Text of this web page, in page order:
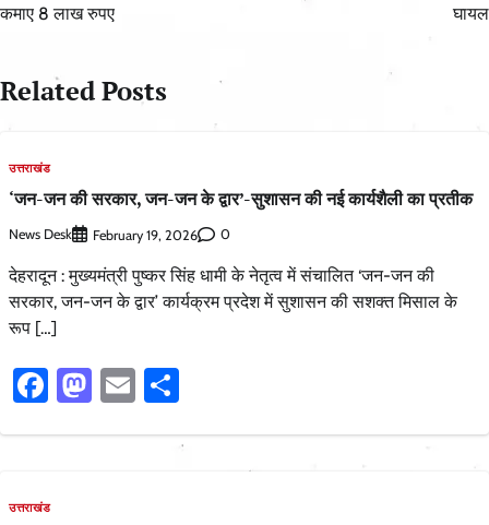
कमाए 8 लाख रुपए
घायल
Related Posts
उत्तराखंड
‘जन-जन की सरकार, जन-जन के द्वार’-सुशासन की नई कार्यशैली का प्रतीक
News Desk February 19, 2026 0
देहरादून : मुख्यमंत्री पुष्कर सिंह धामी के नेतृत्व में संचालित ‘जन-जन की
सरकार, जन-जन के द्वार’ कार्यक्रम प्रदेश में सुशासन की सशक्त मिसाल के
रूप […]
Facebook
Mastodon
Email
उत्तराखंड